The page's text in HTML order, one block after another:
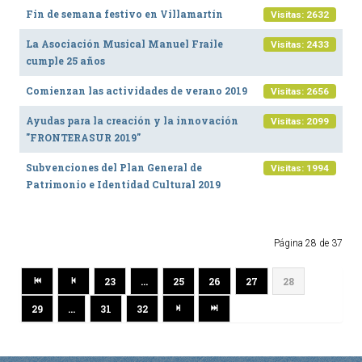
Deportes
Medio Ambiente
Empleo y Seguridad Social
Servicios Comarcales
Qué ver
Fiestas
Fin de semana festivo en Villamartín Visitas: 2632
La Asociación Musical Manuel Fraile
cumple 25 años
Visitas: 2433
Comienzan las actividades de verano 2019 Visitas: 2656
Ayudas para la creación y la innovación
"FRONTERASUR 2019"
Visitas: 2099
Subvenciones del Plan General de
Patrimonio e Identidad Cultural 2019
Visitas: 1994
Página 28 de 37
23 ... 25 26 27 28
29 ... 31 32